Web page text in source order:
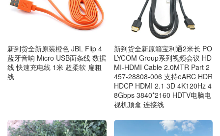
新到货全新原装橙色 JBL Flip 4
蓝牙音响 Micro USB面条线 数据
线 快速充电线 1米 超柔软 扁粗
线
新到货全新原箱宝利通2米长 PO
LYCOM Group系列视频会议 HD
MI-HDMI Cable 2.0MTR Part 2
457-28808-006 支持eARC HDR
HDCP HDMI 2.1 3D 4K120Hz 4
8Gbps 3840*2160 HDTV电脑电
视机顶盒 连接线